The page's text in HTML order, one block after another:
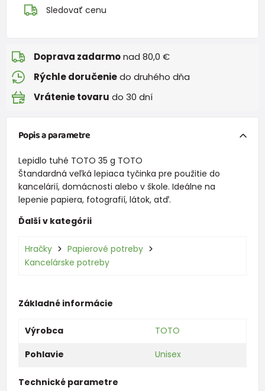
Sledovať cenu
Doprava zadarmonad 80,0 €
Rýchle doručeniedo druhého dňa
Vrátenie tovaru do 30 dní
Popis a parametre
Lepidlo tuhé TOTO 35 g TOTO
Štandardná veľká lepiaca tyčinka pre použitie do
kancelárií, domácnosti alebo v škole. Ideálne na
lepenie papiera, fotografií, látok, atď.
Ďalší v kategórii
Hračky
Papierové potreby
Kancelárske potreby
Základné informácie
Výrobca
TOTO
Pohlavie
Unisex
Technické parametre